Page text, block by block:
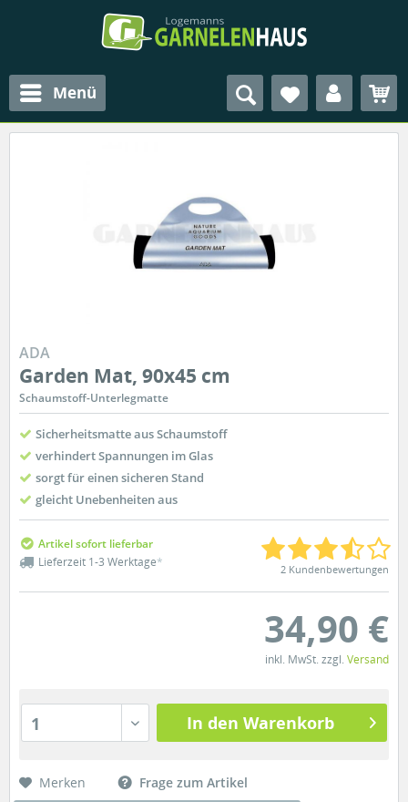
Menü
ADA
Garden Mat, 90x45 cm
Schaumstoff-Unterlegmatte
Sicherheitsmatte aus Schaumstoff
verhindert Spannungen im Glas
sorgt für einen sicheren Stand
gleicht Unebenheiten aus
Artikel sofort lieferbar
Lieferzeit 1-3 Werktage* 2 Kundenbewertungen
34,90 €
inkl. MwSt. zzgl. Versand
1 In den Warenkorb
Merken Frage zum Artikel